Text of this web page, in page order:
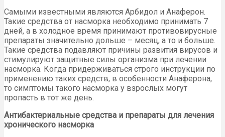
Самыми известными являются Арбидол и Анаферон.
Такие средства от насморка необходимо принимать 7
дней, а в холодное время принимают противовирусные
препараты значительно дольше – месяц, а то и больше.
Такие средства подавляют причины развития вирусов и
стимулируют защитные силы организма при лечении
насморка. Когда придерживаться строго инструкции по
применению таких средств, в особенности Анаферона,
то симптомы такого насморка у взрослых могут
пропасть в тот же день.
Антибактериальные средства и препараты для лечения
хронического насморка